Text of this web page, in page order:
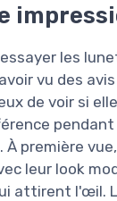
les
vu des
de voir si
pendant
première
leur look
attirent l'œil.